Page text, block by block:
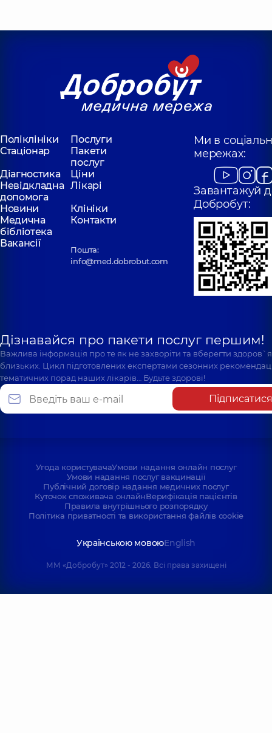
Поліклініки
Послуги
Стаціонар
Пакети
послуг
Діагностика
Ціни
Невідкладна
допомога
Лікарі
Новини
Клініки
Медична
бібліотека
Контакти
Вакансії
Пошта:
info@med.dobrobut.com
Ми в
мережах:
Завантажуй
Добробут:
Дізнавайся про пакети послуг першим!
Важлива інформація про те як не захворіти та вберегти
близьких. Цикл підготовлених експертами сезонних
тематичних порад наших лікарів… Будьте здорові!
Підписатися
Угода користувачаУмови надання онлайн послуг
Умови надання послуг вакцинації
Публічний договір надання медичних послуг
Куточок споживача онлайнВерифікація пацієнтів
Правила внутрішнього розпорядку
Політика приватності та використання файлів cookie
Українською мовоюEnglish
ММ «Добробут» 2012 - 2026. Всі права захищені